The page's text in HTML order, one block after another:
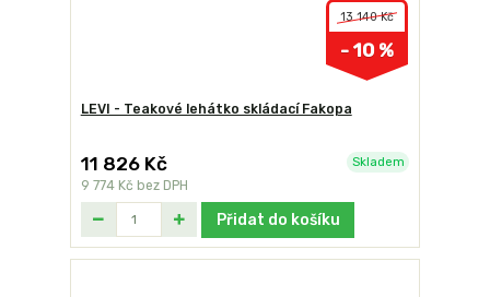
13 140 Kč
- 10 %
LEVI - Teakové lehátko skládací Fakopa
11 826 Kč
9 774 Kč bez DPH
Skladem
Přidat do košíku